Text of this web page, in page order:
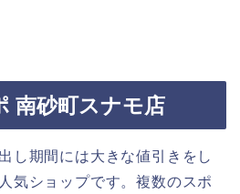
南砂町スナモ店
し期間には大きな値引きをし
気ショップです。複数のスポ